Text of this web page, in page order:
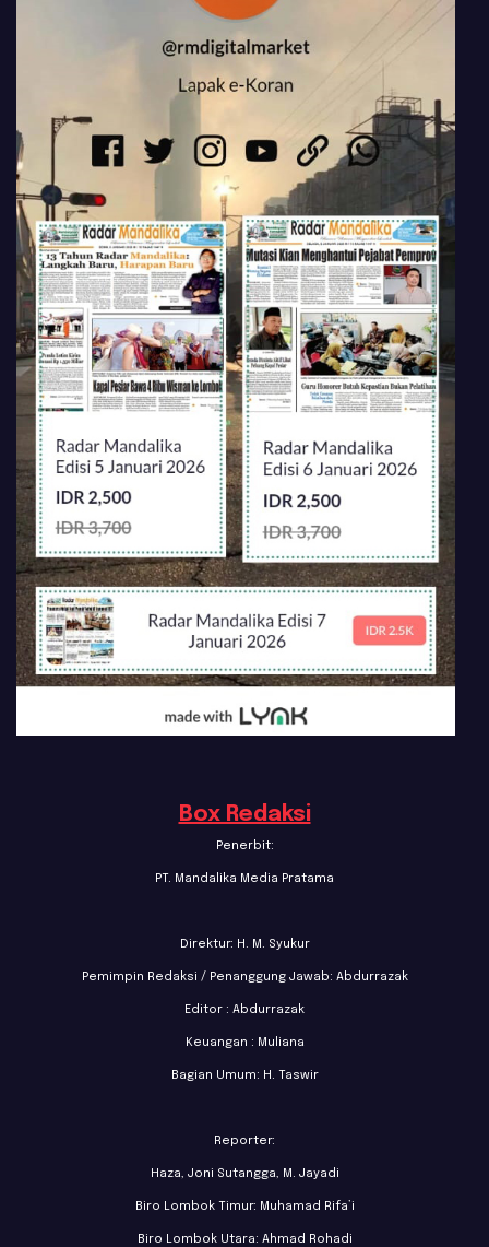
Box Redaksi
Penerbit:
PT. Mandalika Media Pratama
Direktur: H. M. Syukur
Pemimpin Redaksi / Penanggung Jawab: Abdurrazak
Editor : Abdurrazak
Keuangan : Muliana
Bagian Umum: H. Taswir
Reporter:
Haza, Joni Sutangga, M. Jayadi
Biro Lombok Timur: Muhamad Rifa’i
Biro Lombok Utara: Ahmad Rohadi